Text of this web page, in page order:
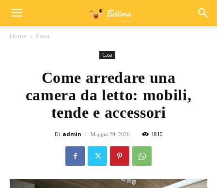
Home Casa
Casa
Come arredare una
camera da letto: mobili,
tende e accessori
Di admin - Maggio 29, 2020 1810